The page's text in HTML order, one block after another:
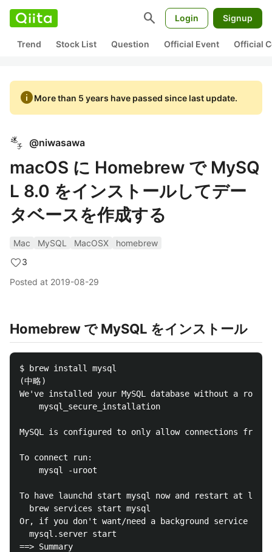
search Login Signup
Trend Stock List Question Official Event Official
infoMore than 5 years have passed since last update.
@niwasawa
macOS に Homebrew で MySQ
L 8.0 をインストールしてデー
タベースを作成する
Mac MySQL MacOSX
homebrew
3
Posted at 2019-08-29
Homebrew で MySQL をインストール
$ brew install mysql
(中略)
We've installed your MySQL database without a root
    mysql_secure_installation
MySQL is configured to only allow connections
To connect run:
    mysql -uroot
To have launchd start mysql now and restart at
  brew services start mysql
Or, if you don't want/need a background service
  mysql.server start
==> Summary